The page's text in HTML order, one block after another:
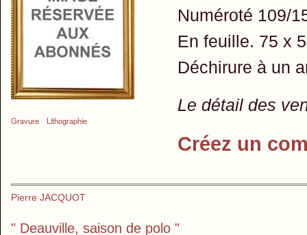
Gravure Lithographie
Numéroté 109/
En feuille. 75 x
Déchirure à un
Le détail des
Créez un
Pierre JACQUOT
" Deauville, saison de polo "